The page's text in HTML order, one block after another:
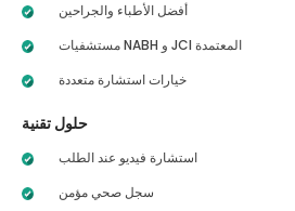
أفضل الأطباء والجراحين
مستشفيات NABH و JCI المعتمدة
خيارات استشارة متعددة
حلول تقنية
استشارة فيديو عند الطلب
سجل صحي مؤمن